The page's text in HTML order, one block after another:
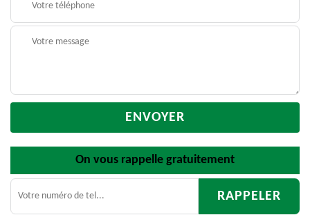
On vous rappelle gratuitement